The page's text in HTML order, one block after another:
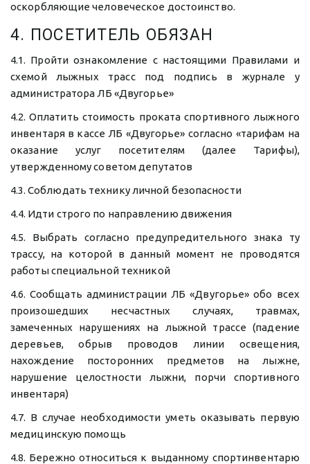
оскорбляющие человеческое достоинство.
4. ПОСЕТИТЕЛЬ ОБЯЗАН
4.1. Пройти ознакомление с настоящими Правилами и
схемой лыжных трасс под подпись в журнале у
администратора ЛБ «Двугорье»
4.2. Оплатить стоимость проката спортивного лыжного
инвентаря в кассе ЛБ «Двугорье» согласно «тарифам на
оказание услуг посетителям (далее Тарифы),
утвержденному советом депутатов
4.3. Соблюдать технику личной безопасности
4.4. Идти строго по направлению движения
4.5. Выбрать согласно предупредительного знака ту
трассу, на которой в данный момент не проводятся
работы специальной техникой
4.6. Сообщать администрации ЛБ «Двугорье» обо всех
произошедших несчастных случаях, травмах,
замеченных нарушениях на лыжной трассе (падение
деревьев, обрыв проводов линии освещения,
нахождение посторонних предметов на лыжне,
нарушение целостности лыжни, порчи спортивного
инвентаря)
4.7. В случае необходимости уметь оказывать первую
медицинскую помощь
4.8. Бережно относиться к выданному спортинвентарю